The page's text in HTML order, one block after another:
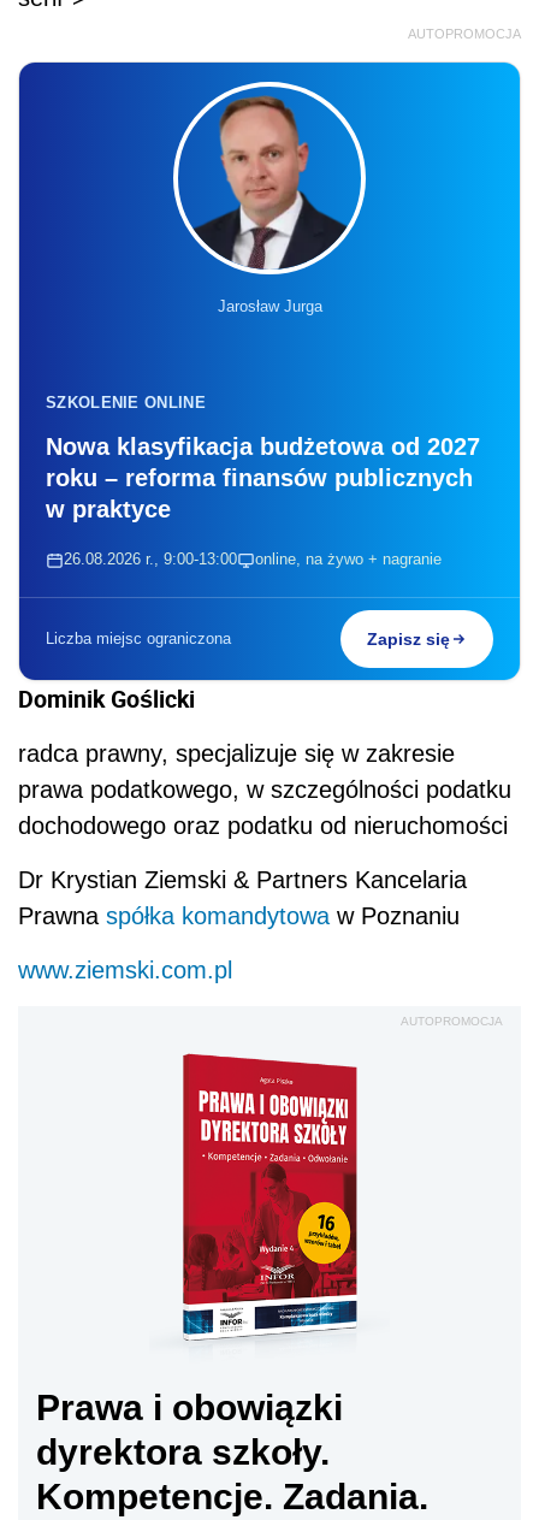
AUTOPROMOCJA
Jarosław Jurga
SZKOLENIE ONLINE
Nowa klasyfikacja budżetowa od 2027
roku – reforma finansów publicznych
w praktyce
26.08.2026 r., 9:00-13:00 online, na żywo + nagranie
Liczba miejsc ograniczona Zapisz się
Dominik Goślicki
radca prawny, specjalizuje się w zakresie
prawa podatkowego, w szczególności podatku
dochodowego oraz podatku od nieruchomości
Dr Krystian Ziemski & Partners Kancelaria
Prawna spółka komandytowa w Poznaniu
www.ziemski.com.pl
AUTOPROMOCJA
Prawa i obowiązki
dyrektora szkoły.
Kompetencje. Zadania.